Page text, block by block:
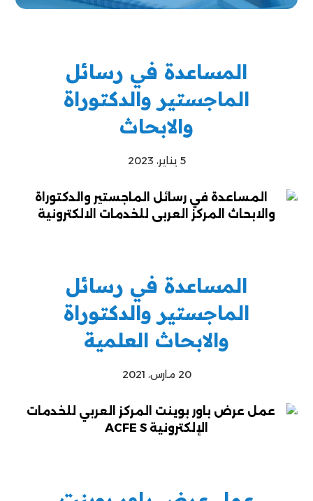
المساعدة في رسائل
الماجستير والدكتوراة
والابحاث
5 يناير، 2023
المساعدة في رسائل
الماجستير والدكتوراة
والابحاث العلمية
20 مارس، 2021